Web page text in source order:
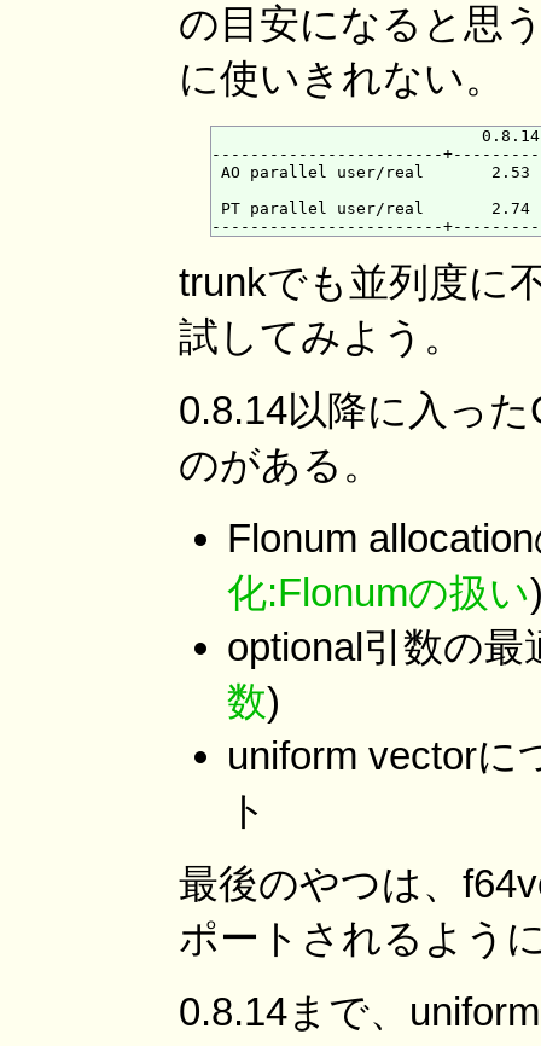
の目安になると思
に使いきれない。
------------------------
AO parallel user/real
PT parallel user/real
trunkでも並列度に
試してみよう。
0.8.14以降に入っ
のがある。
Flonum
化:Flonumの扱い
optional引数の最
数)
uniform vectorに
ト
最後のやつは、
ポートされるよう
0.8.14まで、